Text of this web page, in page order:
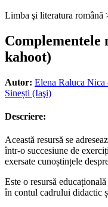
Limba şi literatura română
Complementele
kahoot)
Autor: Elena Raluca Nica
Sinești (Iaşi)
Descriere:
Această resursă se
într-o succesiune de
exersate cunoștințele
Este o resursă
în contul cadrului didactic